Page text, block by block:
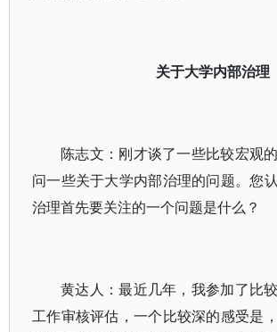
关于大学内部治理
陈志文：刚才谈了一些比较宏观
问一些关于大学内部治理的问题。您
治理首先要关注的一个问题是什么？
黄达人：最近几年，我参加了比
工作审核评估，一个比较深的感受是